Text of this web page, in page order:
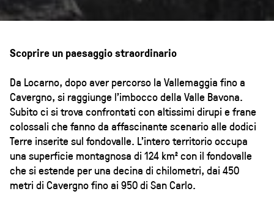
Scoprire un paesaggio straordinario
Da Locarno, dopo aver percorso la Vallemaggia fino a
Cavergno, si raggiunge l’imbocco della Valle Bavona.
Subito ci si trova confrontati con altissimi dirupi e frane
colossali che fanno da affascinante scenario alle dodici
Terre inserite sul fondovalle. L'intero territorio occupa
una superficie montagnosa di 124 km² con il fondovalle
che si estende per una decina di chilometri, dai 450
metri di Cavergno fino ai 950 di San Carlo.